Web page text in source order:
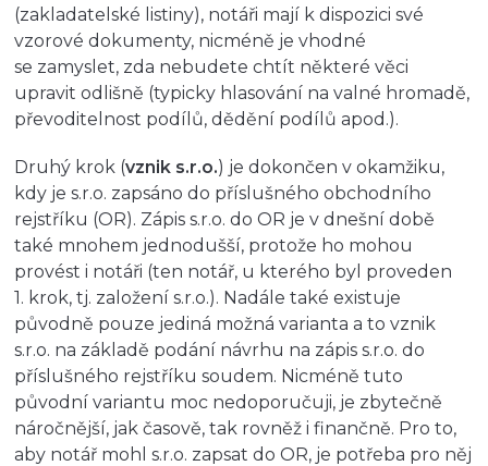
(zakladatelské listiny), notáři mají k dispozici své
vzorové dokumenty, nicméně je vhodné
se zamyslet, zda nebudete chtít některé věci
upravit odlišně (typicky hlasování na valné hromadě,
převoditelnost podílů, dědění podílů apod.).
Druhý krok (vznik s.r.o.) je dokončen v okamžiku,
kdy je s.r.o. zapsáno do příslušného obchodního
rejstříku (OR). Zápis s.r.o. do OR je v dnešní době
také mnohem jednodušší, protože ho mohou
provést i notáři (ten notář, u kterého byl proveden
1. krok, tj. založení s.r.o.). Nadále také existuje
původně pouze jediná možná varianta a to vznik
s.r.o. na základě podání návrhu na zápis s.r.o. do
příslušného rejstříku soudem. Nicméně tuto
původní variantu moc nedoporučuji, je zbytečně
náročnější, jak časově, tak rovněž i finančně. Pro to,
aby notář mohl s.r.o. zapsat do OR, je potřeba pro něj